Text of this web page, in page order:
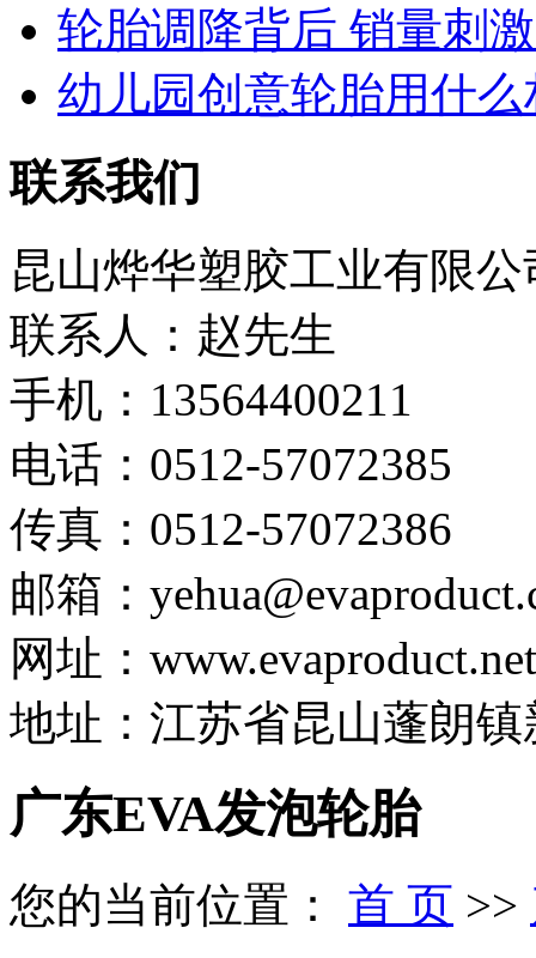
轮胎调降背后 销量刺
幼儿园创意轮胎用什
联系我们
昆山烨华塑胶工业有限公
联系人：赵先生
手机：13564400211
电话：0512-57072385
传真：0512-57072386
邮箱：
网址：www.evaproduct.net
地址：江苏省昆山蓬朗镇
广东EVA发泡轮胎
您的当前位置： 首 页 >>